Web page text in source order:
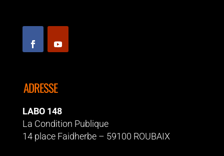
ADRESSE
LABO 148
La Condition Publique
14 place Faidherbe – 59100 ROUBAIX